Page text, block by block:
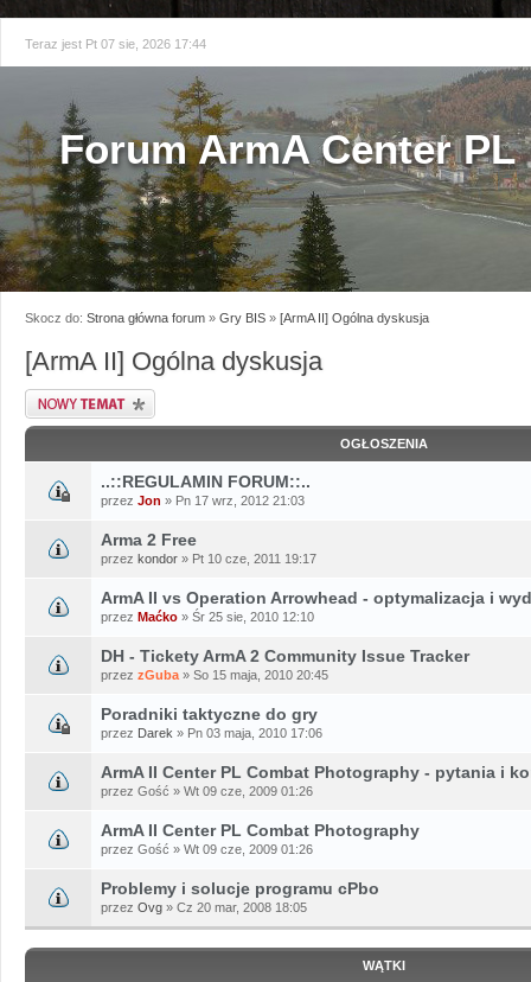
Teraz jest Pt 07 sie, 2026 17:44
Forum ArmA Center PL
Skocz do: Strona główna forum » Gry BIS » [ArmA II] Ogólna dyskusja
[ArmA II] Ogólna dyskusja
Napisz wątek
OGŁOSZENIA
..::REGULAMIN FORUM::..
przez Jon » Pn 17 wrz, 2012 21:03
Arma 2 Free
przez kondor » Pt 10 cze, 2011 19:17
ArmA II vs Operation Arrowhead - optymalizacja i
przez Maćko » Śr 25 sie, 2010 12:10
DH - Tickety ArmA 2 Community Issue Tracker
przez zGuba » So 15 maja, 2010 20:45
Poradniki taktyczne do gry
przez Darek » Pn 03 maja, 2010 17:06
ArmA II Center PL Combat Photography - pytania i
przez Gość » Wt 09 cze, 2009 01:26
ArmA II Center PL Combat Photography
przez Gość » Wt 09 cze, 2009 01:26
Problemy i solucje programu cPbo
przez Ovg » Cz 20 mar, 2008 18:05
WĄTKI